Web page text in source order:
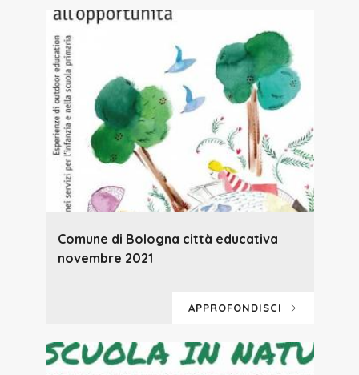
Comune di Bologna città educativa
novembre 2021
APPROFONDISCI